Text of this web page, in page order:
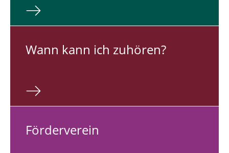
Wann kann ich zuhören?
För­der­ver­ein